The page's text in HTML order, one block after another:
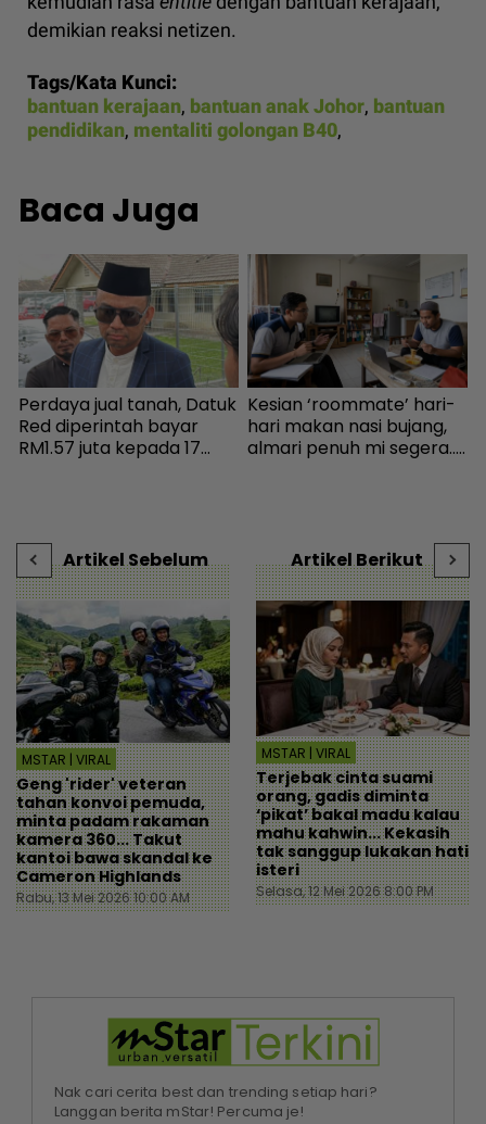
demikian reaksi netizen.
Tags/Kata Kunci:
bantuan kerajaan, bantuan anak Johor, bantuan
pendidikan, mentaliti golongan B40,
Baca Juga
Perdaya jual tanah, Datuk
Red diperintah bayar
RM1.57 juta kepada 17
Kesian ‘roommate’ hari-
hari makan nasi bujang,
almari penuh mi segera...
Artikel Sebelum
MSTAR | VIRAL
Geng 'rider' veteran
tahan konvoi pemuda,
minta padam rakaman
kamera 360... Takut
kantoi bawa skandal ke
Cameron Highlands
Rabu, 13 Mei 2026 10:00 AM
Artikel Berikut
MSTAR | VIRAL
Terjebak cinta suami
orang, gadis diminta
‘pikat’ bakal madu kalau
mahu kahwin... Kekasih
tak sanggup lukakan hati
isteri
Selasa, 12 Mei 2026 8:00 PM
Nak cari cerita best dan trending setiap hari?
Langgan berita mStar! Percuma je!